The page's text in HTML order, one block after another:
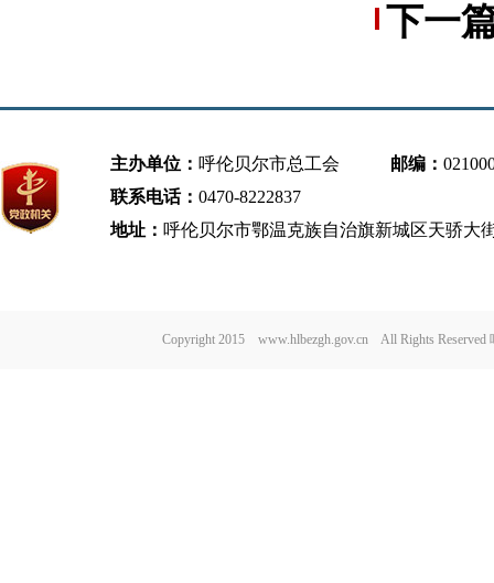
下一
主办单位： 呼伦贝尔市总工会 邮编：
联系电话： 0470-8222837
地址： 呼伦贝尔市鄂温克族自治旗新城区天骄大
Copyright 2015 www.hlbezgh.gov.cn All Rights